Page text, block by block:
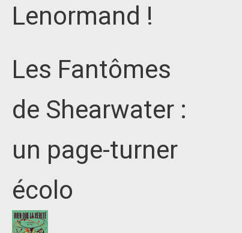
Lenormand !
Les Fantômes
de Shearwater :
un page-turner
écolo